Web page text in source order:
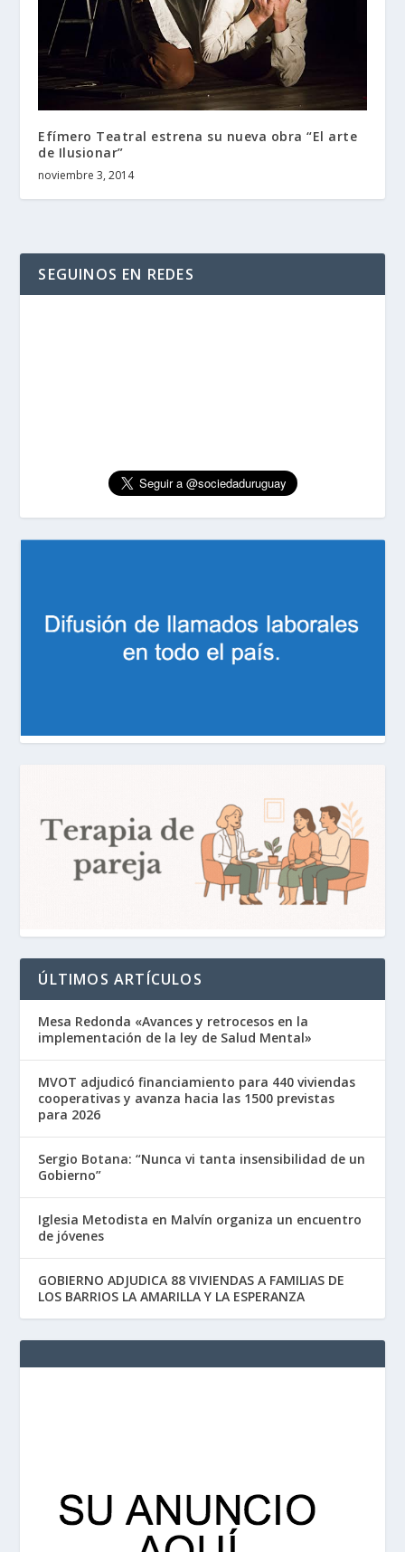
Efímero Teatral estrena su nueva obra “El arte
de Ilusionar”
noviembre 3, 2014
SEGUINOS EN REDES
ÚLTIMOS ARTÍCULOS
Mesa Redonda «Avances y retrocesos en la
implementación de la ley de Salud Mental»
MVOT adjudicó financiamiento para 440 viviendas
cooperativas y avanza hacia las 1500 previstas
para 2026
Sergio Botana: “Nunca vi tanta insensibilidad de un
Gobierno”
Iglesia Metodista en Malvín organiza un encuentro
de jóvenes
GOBIERNO ADJUDICA 88 VIVIENDAS A FAMILIAS DE
LOS BARRIOS LA AMARILLA Y LA ESPERANZA